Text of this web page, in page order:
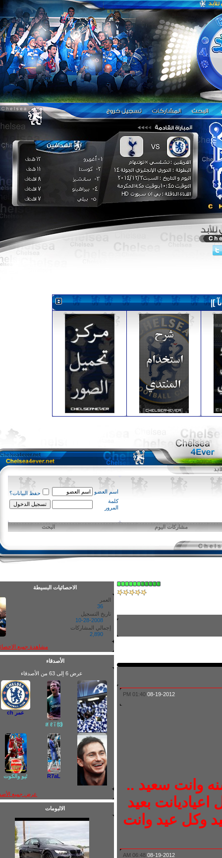
اسم العضو
حفظ البيانات؟
كلمة
المرور
مشاركات اليوم البحث
08-19-2012
01:40 PM
وانت سعيد ..
بعيد
وكل عيد وانت
08-19-2012
06:48 AM
الاحصائيات البسيطة
العمر
تاريخ التسجيل
10-28-2008
إجمالي المشاركات
2,890
مشاهدة جميع الاحصائيات
الأصدقاء
عرض 6 إلى 63 من الأصدقاء
أبو وطـن
عمر ch
ŁĂṀṖĂЯĐ
R7aL ثيو والكوت
عرض جميع الأصدقاء
الالبومات